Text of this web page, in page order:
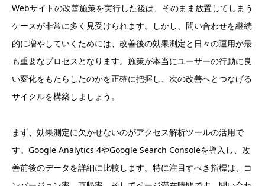
Webサイトの改善施策を実行した後は、そのまま放置してしまう
ケースが非常に多く見受けられます。しかし、問い合わせを継続
的に増やしていくためには、改善後の効果測定と日々の運用が最
も重要なプロセスとなります。施策が本当にユーザーの行動に良
い変化をもたらしたのかを正確に把握し、次の改善へとつなげる
サイクルを構築しましょう。
まず、効果測定に欠かせないのがアクセス解析ツールの活用で
す。Google Analytics 4やGoogle Search Consoleを導入し、改
善前後のデータを詳細に比較します。特に注目すべき指標は、コ